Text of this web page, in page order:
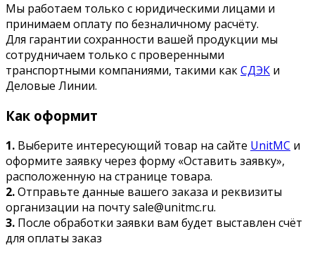
Мы работаем только с юридическими лицами и
принимаем оплату по безналичному расчёту.
Для гарантии сохранности вашей продукции мы
сотрудничаем только с проверенными
транспортными компаниями, такими какСДЭК и
Деловые Линии.
Как оформит
1. Выберите интересующий товар на сайте UnitMC и
оформите заявку через форму «Оставить заявку»,
расположенную на странице товара.
2.Отправьте данные вашего заказа и реквизиты
организации на почту sale@unitmc.ru.
3. После обработки заявки вам будет выставлен счёт
для оплаты заказ